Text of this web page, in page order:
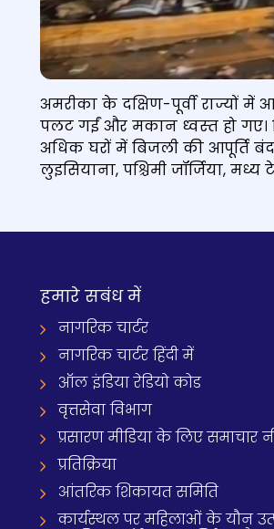
अमरीका के दक्षिण-पूर्वी राज्यों
पलट गईं और मकान ध्‍वस्‍त हो गए।
अधिक घरों में बिजली की आपूर्ति
लुइसियाना, पश्चिमी जॉर्जिया,
हमारे सबंध में
नागरिक चार्टर
नागरिक चार्टर हिंदी में
ऑल इंडिया रेडियो कोड
वृत्तसेवा विभाग
प्रसारण मीडिया के लिए समाचार
प्रतिक्रिया
आंतरिक शिकायत समिति
कार्यस्थल पर महिलाओं के यौन